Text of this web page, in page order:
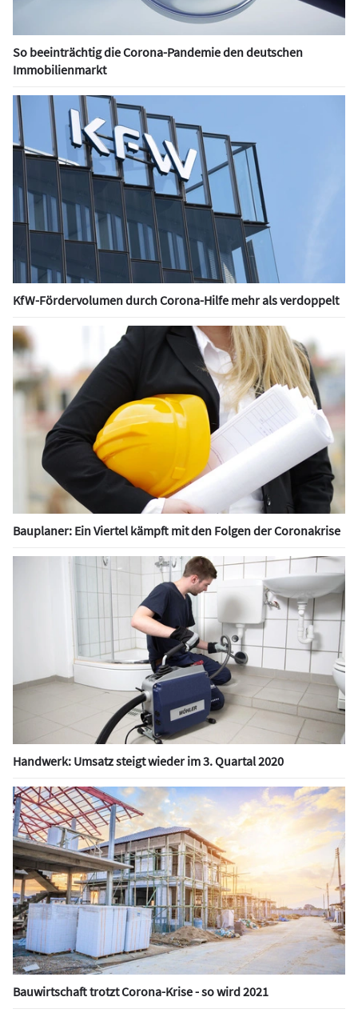
So beeinträchtig die Corona-Pandemie den deutschen
Immobilienmarkt
KfW-Fördervolumen durch Corona-Hilfe mehr als verdoppelt
Bauplaner: Ein Viertel kämpft mit den Folgen der Coronakrise
Handwerk: Umsatz steigt wieder im 3. Quartal 2020
Bauwirtschaft trotzt Corona-Krise - so wird 2021